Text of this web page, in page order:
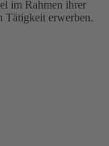
im Rahmen ihrer
Tätigkeit erwerben.